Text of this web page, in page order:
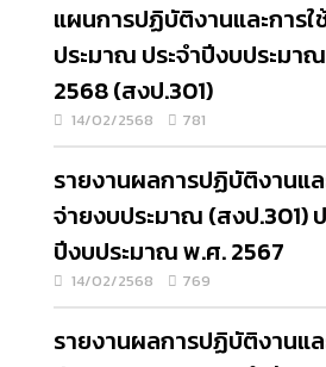
แผนการปฏิบัติงานและการใ
ประมาณ ประจำปีงบประมา
2568 (สงป.301)
14/02/2568 781
รายงานผลการปฏิบัติงานแล
จ่ายงบประมาณ (สงป.301)
ปีงบประมาณ พ.ศ. 2567
14/02/2568 769
รายงานผลการปฏิบัติงานแล